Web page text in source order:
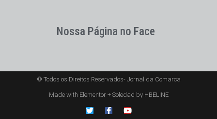
Nossa Página no Face
© Todos os Direitos Reservados- Jornal da Comarca
Made with Elementor + Soledad by HBELINE